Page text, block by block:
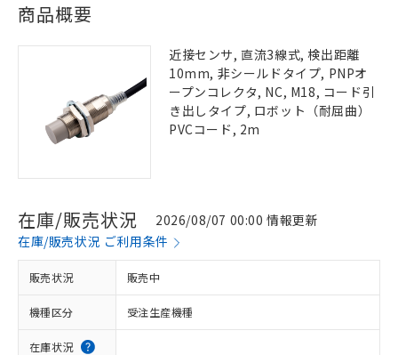
商品概要
近接センサ, 直流3線式, 検出距離
10mm, 非シールドタイプ, PNPオ
ープンコレクタ, NC, M18, コード引
き出しタイプ, ロボット（耐屈曲）
PVCコード, 2m
在庫/販売状況
2026/08/07 00:00 情報更新
在庫/販売状況 ご利用条件
販売状況 販売中
機種区分 受注生産機種
在庫状況